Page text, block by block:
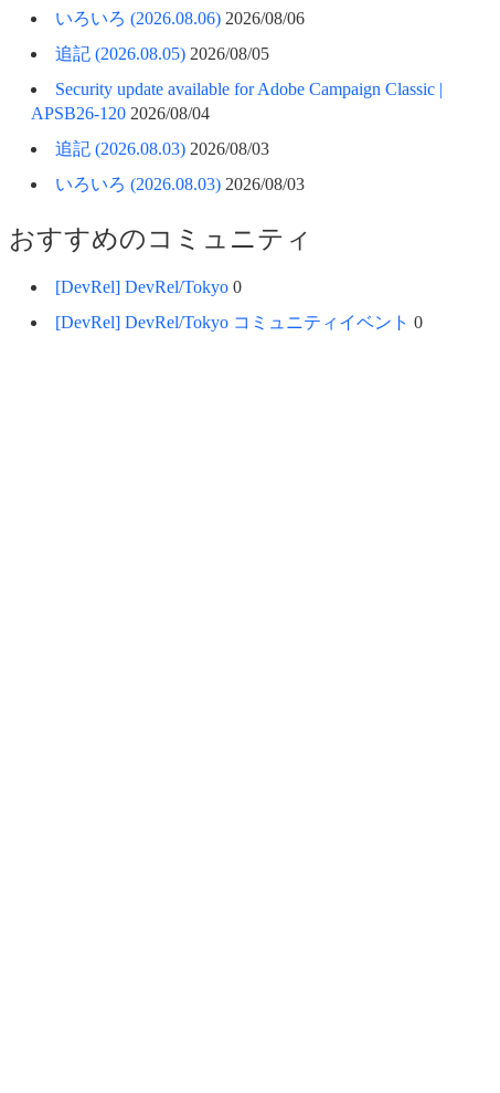
いろいろ (2026.08.06) 2026/08/06
追記 (2026.08.05) 2026/08/05
Security update available for Adobe Campaign Classic |
APSB26-120 2026/08/04
追記 (2026.08.03) 2026/08/03
いろいろ (2026.08.03) 2026/08/03
おすすめのコミュニティ
[DevRel] DevRel/Tokyo 0
[DevRel] DevRel/Tokyo コミュニティイベント 0